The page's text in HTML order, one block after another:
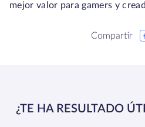
mejor valor para gamers y
Compartir
¿TE HA RESULTADO